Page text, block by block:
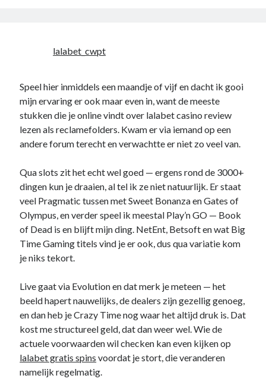
lalabet_cwpt
Speel hier inmiddels een maandje of vijf en dacht ik gooi
mijn ervaring er ook maar even in, want de meeste
stukken die je online vindt over lalabet casino review
lezen als reclamefolders. Kwam er via iemand op een
andere forum terecht en verwachtte er niet zo veel van.
Qua slots zit het echt wel goed — ergens rond de 3000+
dingen kun je draaien, al tel ik ze niet natuurlijk. Er staat
veel Pragmatic tussen met Sweet Bonanza en Gates of
Olympus, en verder speel ik meestal Play’n GO — Book
of Dead is en blijft mijn ding. NetEnt, Betsoft en wat Big
Time Gaming titels vind je er ook, dus qua variatie kom
je niks tekort.
Live gaat via Evolution en dat merk je meteen — het
beeld hapert nauwelijks, de dealers zijn gezellig genoeg,
en dan heb je Crazy Time nog waar het altijd druk is. Dat
kost me structureel geld, dat dan weer wel. Wie de
actuele voorwaarden wil checken kan even kijken op
lalabet gratis spins voordat je stort, die veranderen
namelijk regelmatig.